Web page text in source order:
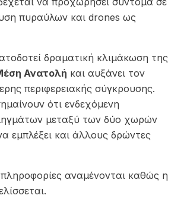
πυραύλων και drones ως
δραματική κλιμάκωση της
Ανατολή και αυξάνει τον
περιφερειακής σύγκρουσης.
ότι ενδεχόμενη
μεταξύ των δύο χωρών
εμπλέξει και άλλους δρώντες
αναμένονται καθώς η